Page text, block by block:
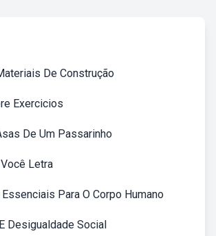
De Construção
Exercicios
De Um Passarinho
Letra
Para O Corpo Humano
Desigualdade Social